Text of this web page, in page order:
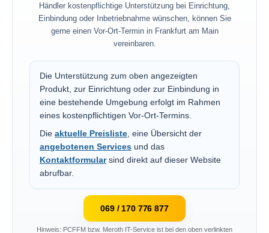
Händler kostenpflichtige Unterstützung bei Einrichtung,
Einbindung oder Inbetriebnahme wünschen, können Sie
gerne einen Vor-Ort-Termin in Frankfurt am Main
vereinbaren.
Die Unterstützung zum oben angezeigten
Produkt, zur Einrichtung oder zur Einbindung in
eine bestehende Umgebung erfolgt im Rahmen
eines kostenpflichtigen Vor-Ort-Termins.
Die aktuelle Preisliste, eine Übersicht der
angebotenen Services und das
Kontaktformularsind direkt auf dieser Website
abrufbar.
069 / 170 776 877
Hinweis: PCFFM bzw. Meroth IT-Service ist bei den oben verlinkten